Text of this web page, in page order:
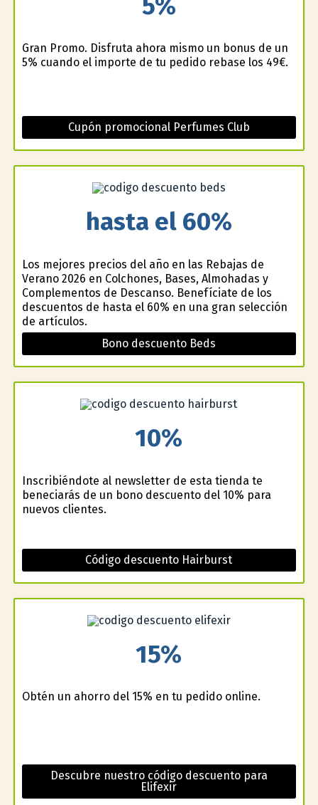
Gran Promo. Disfruta ahora mismo un bonus de un
5% cuando el importe de tu pedido rebase los 49€.
Cupón promocional Perfumes Club
hasta el 60%
Los mejores precios del año en las Rebajas de
Verano 2026 en Colchones, Bases, Almohadas y
Complementos de Descanso. Benefíciate de los
descuentos de hasta el 60% en una gran selección
de artículos.
Bono descuento Beds
10%
Inscribiéndote al newsletter de esta tienda te
beneficiarás de un bono descuento del 10% para
nuevos clientes.
Código descuento Hairburst
15%
Obtén un ahorro del 15% en tu pedido online.
Descubre nuestro código descuento para
Elifexir